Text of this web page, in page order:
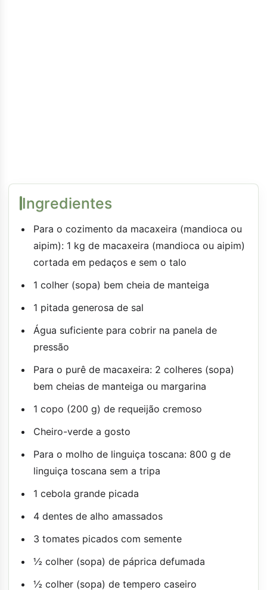
Ingredientes
Para o cozimento da macaxeira (mandioca ou
aipim): 1 kg de macaxeira (mandioca ou aipim)
cortada em pedaços e sem o talo
1 colher (sopa) bem cheia de manteiga
1 pitada generosa de sal
Água suficiente para cobrir na panela de
pressão
Para o purê de macaxeira: 2 colheres (sopa)
bem cheias de manteiga ou margarina
1 copo (200 g) de requeijão cremoso
Cheiro-verde a gosto
Para o molho de linguiça toscana: 800 g de
linguiça toscana sem a tripa
1 cebola grande picada
4 dentes de alho amassados
3 tomates picados com semente
½ colher (sopa) de páprica defumada
½ colher (sopa) de tempero caseiro